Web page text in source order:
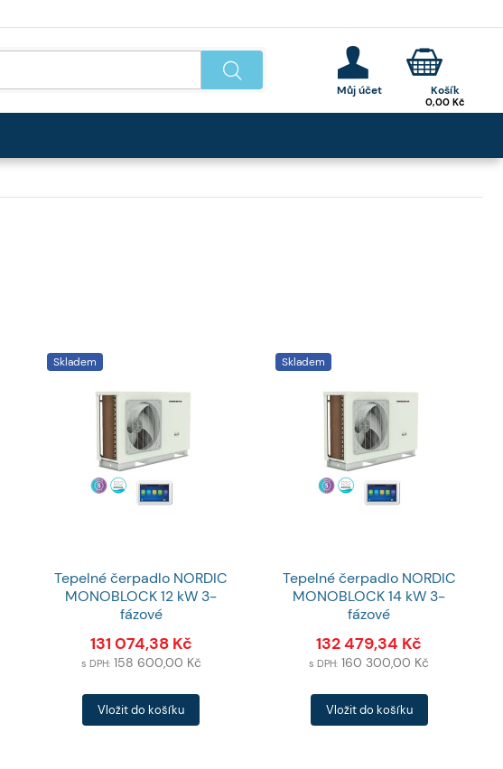
Skladem
Tepelné čerpadlo NORDIC
MONOBLOCK 12 kW 3-
fázové
131 074,38 Kč
s DPH: 158 600,00 Kč
Počet
produktůVložit do košíku
Skladem
Tepelné čerpadlo NORDIC
MONOBLOCK 14 kW 3-
fázové
132 479,34 Kč
s DPH: 160 300,00 Kč
Počet
produktůVložit do košíku
0,00 Kč